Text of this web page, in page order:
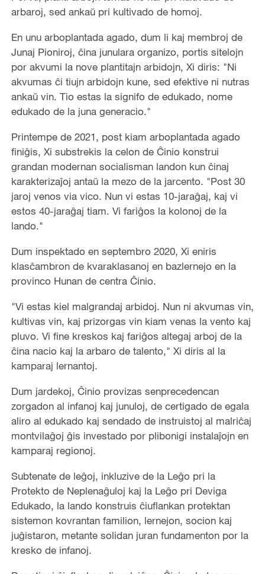
arbaroj, sed ankaŭ pri kultivado de homoj.
En unu arboplantada agado, dum li kaj membroj de
Junaj Pioniroj, ĉina junulara organizo, portis sitelojn
por akvumi la nove plantitajn arbidojn, Xi diris: "Ni
akvumas ĉi tiujn arbidojn kune, sed efektive ni nutras
ankaŭ vin. Tio estas la signifo de edukado, nome
edukado de la juna generacio."
Printempe de 2021, post kiam arboplantada agado
finiĝis, Xi substrekis la celon de Ĉinio konstrui
grandan modernan socialisman landon kun ĉinaj
karakterizaĵoj antaŭ la mezo de la jarcento. "Post 30
jaroj venos via vico. Nun vi estas 10-jaraĝaj, kaj vi
estos 40-jaraĝaj tiam. Vi fariĝos la kolonoj de la
lando."
Dum inspektado en septembro 2020, Xi eniris
klasĉambron de kvaraklasanoj en bazlernejo en la
provinco Hunan de centra Ĉinio.
"Vi estas kiel malgrandaj arbidoj. Nun ni akvumas vin,
kultivas vin, kaj prizorgas vin kiam venas la vento kaj
pluvo. Vi fine kreskos kaj fariĝos altegaj arboj de la
ĉina nacio kaj la arbaro de talento," Xi diris al la
kamparaj lernantoj.
Dum jardekoj, Ĉinio provizas senprecedencan
zorgadon al infanoj kaj junuloj, de certigado de egala
aliro al edukado kaj sendado de instruistoj al malriĉaj
montvilaĝoj ĝis investado por plibonigi instalaĵojn en
kamparaj regionoj.
Subtenate de leĝoj, inkluzive de la Leĝo pri la
Protekto de Neplenaĝuloj kaj la Leĝo pri Deviga
Edukado, la lando konstruis ĉiuflankan protektan
sistemon kovrantan familion, lernejon, socion kaj
juĝistaron, metante solidan juran fundamenton por la
kresko de infanoj.